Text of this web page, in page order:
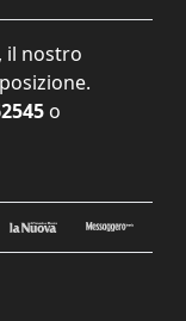
il nostro
o